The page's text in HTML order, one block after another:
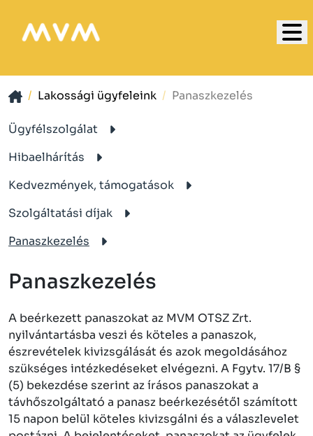
Lakossági ügyfeleink Panaszkezelés
Ügyfélszolgálat
Hibaelhárítás
Kedvezmények, támogatások
Szolgáltatási díjak
Panaszkezelés
Panaszkezelés
A beérkezett panaszokat az MVM OTSZ Zrt.
nyilvántartásba veszi és köteles a panaszok,
észrevételek kivizsgálását és azok megoldásához
szükséges intézkedéseket elvégezni. A Fgytv. 17/B §
(5) bekezdése szerint az írásos panaszokat a
távhőszolgáltató a panasz beérkezésétől számított
15 napon belül köteles kivizsgálni és a válaszlevelet